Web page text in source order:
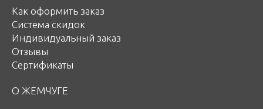
Как оформить заказ
Система скидок
Индивидуальный заказ
Отзывы
Сертификаты
О ЖЕМЧУГЕ